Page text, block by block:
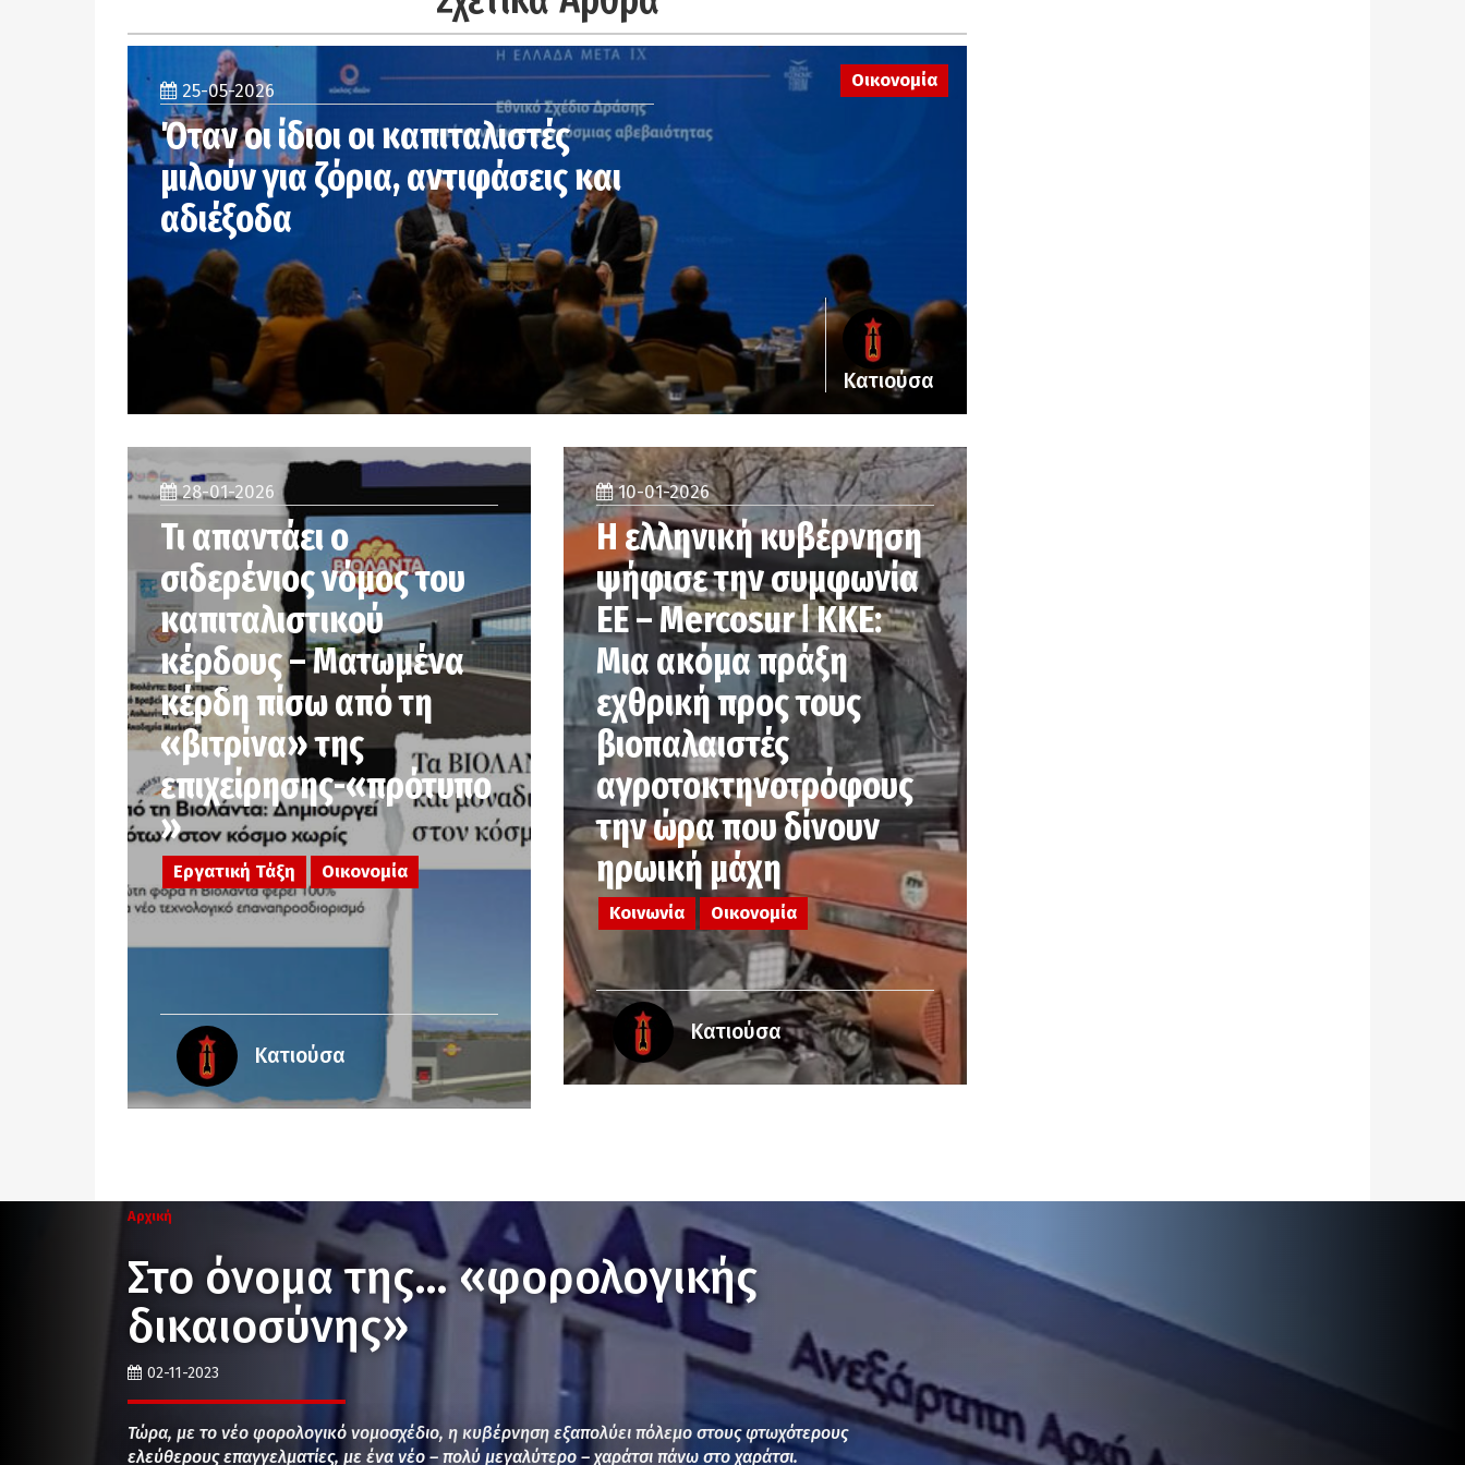
Οικονομία
25-05-2026
Όταν οι ίδιοι οι καπιταλιστές
μιλούν για ζόρια, αντιφάσεις και
αδιέξοδα
Κατιούσα
28-01-2026
Τι απαντάει ο
σιδερένιος νόμος του
καπιταλιστικού
κέρδους – Ματωμένα
κέρδη πίσω από τη
«βιτρίνα» της
επιχείρησης-«πρότυπο
»
Εργατική Τάξη Οικονομία
Κατιούσα
10-01-2026
Η ελληνική κυβέρνηση
ψήφισε την συμφωνία
ΕΕ – Mercosur ǀ ΚΚΕ:
Μια ακόμα πράξη
εχθρική προς τους
βιοπαλαιστές
αγροτοκτηνοτρόφους
την ώρα που δίνουν
ηρωική μάχη
Κοινωνία Οικονομία
Κατιούσα
Αρχική
Στο όνομα της… «φορολογικής
δικαιοσύνης»
02-11-2023
Τώρα, με το νέο φορολογικό νομοσχέδιο, η κυβέρνηση εξαπολύει πόλεμο στους φτωχότερους
ελεύθερους επαγγελματίες, με ένα νέο – πολύ μεγαλύτερο – χαράτσι πάνω στο χαράτσι.